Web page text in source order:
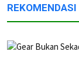
REKOMENDASI